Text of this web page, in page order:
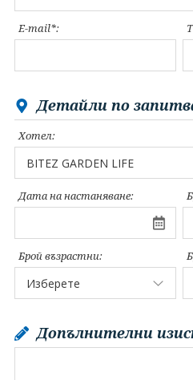
Контакти
Политика за лични
E-mail*:
Детайли по
Хотел:
Дата на настаняване:
Брой възрастни:
Допълнителни